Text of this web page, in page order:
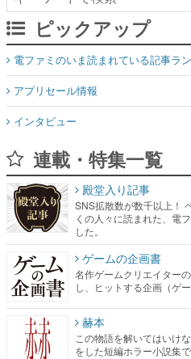
ピックアップ
電ファミのいま読まれている記事ラ
アプリセール情報
インタビュー
連載・特集一覧
殿堂入り記事
SNS拡散数が数千以上！
くの人々に読まれた、電
した。
ゲームの企画書
名作ゲームクリエイター
し、ヒットする企画（ゲ
赫本
この物語を解いてはいけ
をした短編ホラー小説集で